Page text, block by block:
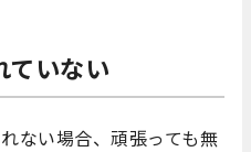
いない
ない場合、頑張っても無